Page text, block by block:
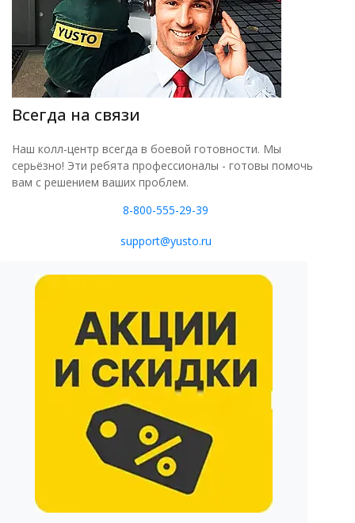
Всегда на связи
Наш колл-центр всегда в боевой готовности. Мы
серьёзно! Эти ребята профессионалы - готовы помочь
вам с решением ваших проблем.
8-800-555-29-39
support@yusto.ru